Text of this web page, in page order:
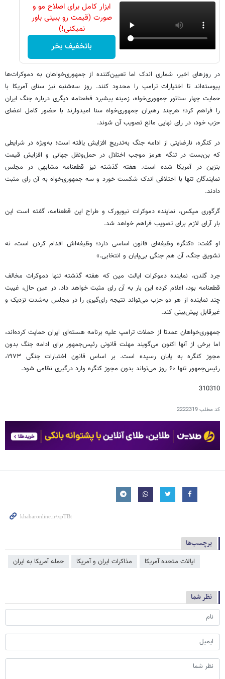
ابزار کامل برای اصلاح مو و
صورت (قیمت رو ببینی باور
نمیکنی!)
باتخفیف بخر
در روزهای اخیر، شماری اندک اما تعیین‌کننده از جمهوری‌خواهان به دموکرات‌ها
پیوسته‌اند تا اختیارات ترامپ را محدود کنند. روز سه‌شنبه نیز سنای آمریکا با
حمایت چهار سناتور جمهوری‌خواه، زمینه پیشبرد قطعنامه دیگری درباره جنگ ایران
را فراهم کرد؛ هرچند رهبران جمهوری‌خواه سنا امیدوارند با حضور کامل اعضای
حزب خود، در رای نهایی مانع تصویب آن شوند.
در کنگره، نارضایتی از ادامه جنگ به‌تدریج افزایش یافته است؛ به‌ویژه در شرایطی
که بن‌بست در تنگه هرمز موجب اختلال در حمل‌ونقل جهانی و افزایش قیمت
بنزین در آمریکا شده است. هفته گذشته نیز قطعنامه مشابهی در مجلس
نمایندگان تنها با اختلافی اندک شکست خورد و سه جمهوری‌خواه به آن رای مثبت
دادند.
گرگوری میکس، نماینده دموکرات نیویورک و طراح این قطعنامه، گفته است این
بار آرای لازم برای تصویب فراهم خواهد شد.
او گفت: «کنگره وظیفه‌ای قانون اساسی دارد؛ وظیفه‌اش اقدام کردن است، نه
تشویق جنگ، آن هم جنگی بی‌پایان و انتخابی.»
جرد گلدن، نماینده دموکرات ایالت مین که هفته گذشته تنها دموکرات مخالف
قطعنامه بود، اعلام کرده این بار به آن رای مثبت خواهد داد. در عین حال، غیبت
چند نماینده از هر دو حزب می‌تواند نتیجه رای‌گیری را در مجلس به‌شدت نزدیک و
غیرقابل پیش‌بینی کند.
جمهوری‌خواهان عمدتا از حملات ترامپ علیه برنامه هسته‌ای ایران حمایت کرده‌اند،
اما برخی از آنها اکنون می‌گویند مهلت قانونی رئیس‌جمهور برای ادامه جنگ بدون
مجوز کنگره به پایان رسیده است. بر اساس قانون اختیارات جنگی ۱۹۷۳،
رئیس‌جمهور تنها ۶۰ روز می‌تواند بدون مجوز کنگره وارد درگیری نظامی شود.
310310
کد مطلب2222319
برچسب‌ها
ایالات متحده آمریکا مذاکرات ایران و آمریکا حمله آمریکا به ایران
نظر شما